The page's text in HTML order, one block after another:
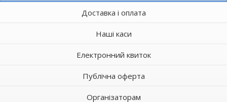
Доставка і оплата
Наші каси
Електронний квиток
Публічна оферта
Організаторам